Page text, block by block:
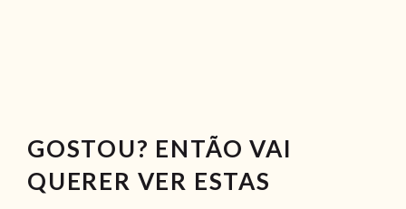
GOSTOU? ENTÃO VAI
QUERER VER ESTAS